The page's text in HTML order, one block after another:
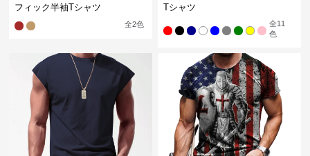
フィック半袖Tシャツ
全2色
Tシャツ
全11
色